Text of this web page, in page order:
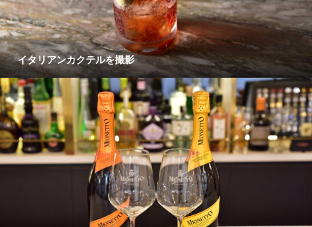
イタリアンカクテルを撮影